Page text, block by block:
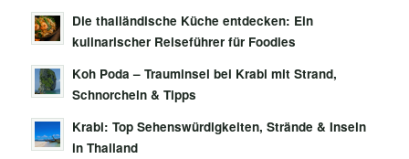
Die thailändische Küche entdecken: Ein
kulinarischer Reiseführer für Foodies
Koh Poda – Trauminsel bei Krabi mit Strand,
Schnorcheln & Tipps
Krabi: Top Sehenswürdigkeiten, Strände & Inseln
in Thailand